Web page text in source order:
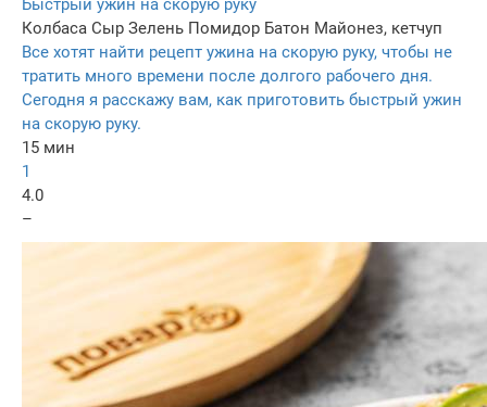
Быстрый ужин на скорую руку
Колбаса Сыр Зелень Помидор Батон Майонез, кетчуп
Все хотят найти рецепт ужина на скорую руку, чтобы не
тратить много времени после долгого рабочего дня.
Сегодня я расскажу вам, как приготовить быстрый ужин
на скорую руку.
15 мин
1
4.0
–